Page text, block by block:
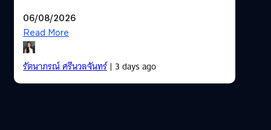
06/08/2026
Read More
รัตนาภรณ์ ศรีนวลจันทร์| 3 days ago